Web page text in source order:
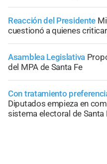
Reacción del Presidente
cuestionó a quienes
Asamblea Legislativa
del MPA de Santa Fe
Con tratamiento
Diputados empieza en
sistema electoral de Santa